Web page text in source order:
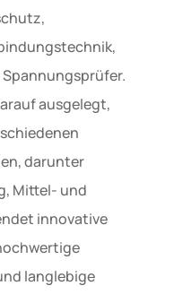
ausgelegt,
darunter
Mittel- und
innovative
langlebige